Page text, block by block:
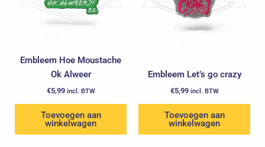
Embleem Hoe Moustache
Ok Alweer
€5,99 incl. BTW
Toevoegen aan
winkelwagen
Embleem Let’s go crazy
€5,99 incl. BTW
Toevoegen aan
winkelwagen